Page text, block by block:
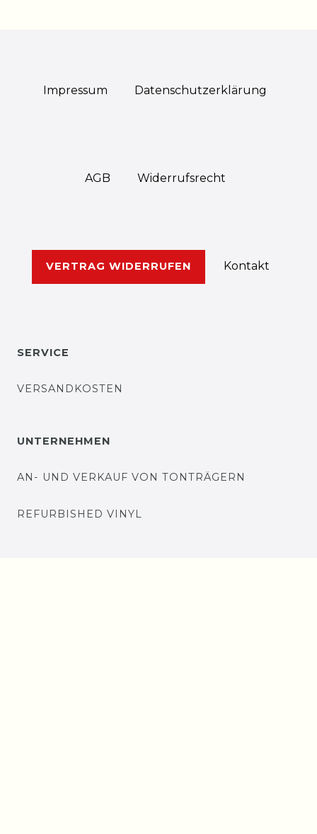
Impressum Daten­schutz­erklärung
AGB Widerrufs­recht
VERTRAG WIDERRUFEN Kontakt
SERVICE
VERSANDKOSTEN
UNTERNEHMEN
AN- UND VERKAUF VON TONTRÄGERN
REFURBISHED VINYL